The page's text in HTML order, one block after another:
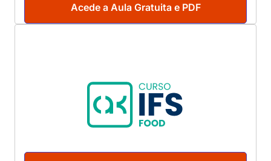
Acede a Aula Gratuita e PDF